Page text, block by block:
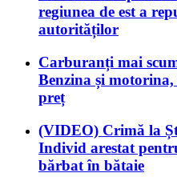
regiunea de est a
autorităților
Carburanți mai
Benzina și motorina,
preț
(VIDEO) Crimă la
Individ arestat
bărbat în bătaie